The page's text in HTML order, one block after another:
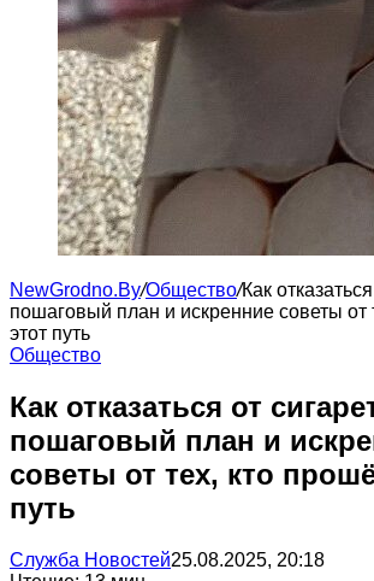
NewGrodno.By/Общество/Как
пошаговый план и искренние советы от
этот путь
Общество
Как отказаться от
пошаговый план и
советы от тех, кто
путь
Служба Новостей25.08.2025, 20:18